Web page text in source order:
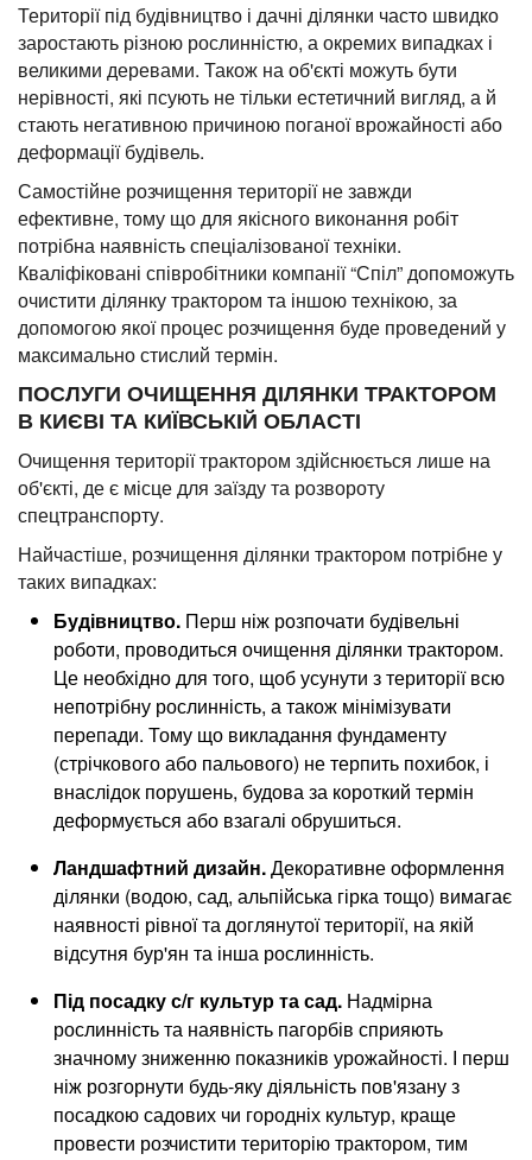
Території під будівництво і дачні ділянки часто швидко
заростають різною рослинністю, а окремих випадках і
великими деревами. Також на об'єкті можуть бути
нерівності, які псують не тільки естетичний вигляд, а й
стають негативною причиною поганої врожайності або
деформації будівель.
Самостійне розчищення території не завжди
ефективне, тому що для якісного виконання робіт
потрібна наявність спеціалізованої техніки.
Кваліфіковані співробітники компанії “Спіл” допоможуть
очистити ділянку трактором та іншою технікою, за
допомогою якої процес розчищення буде проведений у
максимально стислий термін.
ПОСЛУГИ ОЧИЩЕННЯ ДІЛЯНКИ ТРАКТОРОМ
В КИЄВІ ТА КИЇВСЬКІЙ ОБЛАСТІ
Очищення території трактором здійснюється лише на
об'єкті, де є місце для заїзду та розвороту
спецтранспорту.
Найчастіше, розчищення ділянки трактором потрібне у
таких випадках:
Будівництво. Перш ніж розпочати будівельні
роботи, проводиться очищення ділянки трактором.
Це необхідно для того, щоб усунути з території всю
непотрібну рослинність, а також мінімізувати
перепади. Тому що викладання фундаменту
(стрічкового або пальового) не терпить похибок, і
внаслідок порушень, будова за короткий термін
деформується або взагалі обрушиться.
Ландшафтний дизайн.Декоративне оформлення
ділянки (водою, сад, альпійська гірка тощо) вимагає
наявності рівної та доглянутої території, на якій
відсутня бур'ян та інша рослинність.
Під посадку с/г культур та сад. Надмірна
рослинність та наявність пагорбів сприяють
значному зниженню показників урожайності. І перш
ніж розгорнути будь-яку діяльність пов'язану з
посадкою садових чи городніх культур, краще
провести розчистити територію трактором, тим